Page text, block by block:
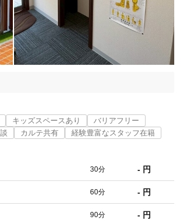
丁寧な説明
トライアルコースあり
キッズスペースあり
バリアフリー
カルテ共有
経験豊富なスタッフ在籍
30分 - 円
60分 - 円
90分 - 円